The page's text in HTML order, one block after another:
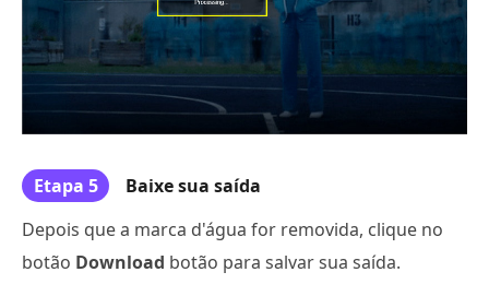
Etapa 5
Baixe sua saída
Depois que a marca d'água for removida, clique no
botão Download botão para salvar sua saída.